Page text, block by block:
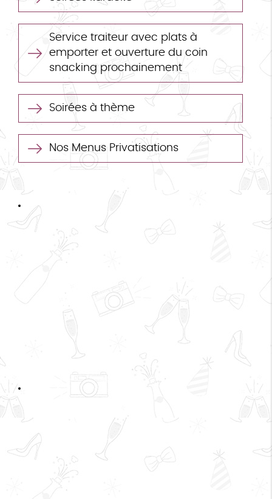
Service traiteur avec plats à
emporter et ouverture du coin
snacking prochainement
Soirées à thème
Nos Menus Privatisations